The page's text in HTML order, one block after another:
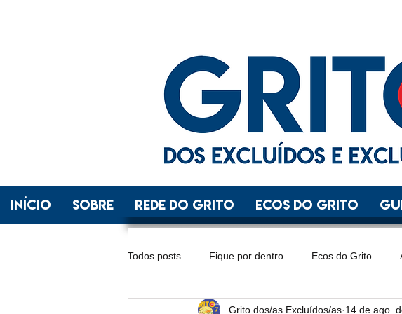
INÍCIO SOBRE REDE DO GRITO ECOS DO GRITO
Todos posts Fique por dentro Ecos do Grito
Distrito Federal Espírito Santo Goiás
Grito dos/as Excluídos/as 14 de ago.